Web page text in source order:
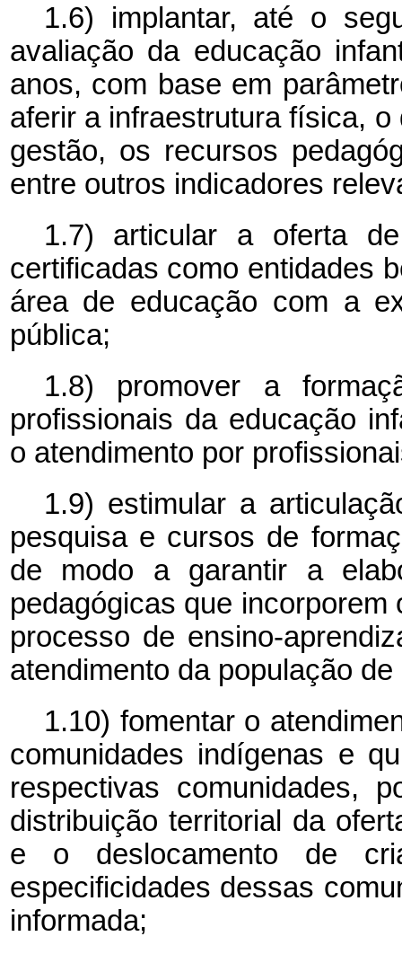
1.6) implantar, até o
avaliação da educação
anos, com base em
aferir a infraestrutura física,
gestão, os recursos
entre outros indicadores
1.7) articular a oferta
certificadas como entidades
área de educação com a
pública;
1.8) promover a
profissionais da educação
o atendimento por
1.9) estimular a
pesquisa e cursos de
de modo a garantir a
pedagógicas que
processo de ensino-
atendimento da população
1.10) fomentar o
comunidades indígenas e
respectivas comunidades,
distribuição territorial da
e o deslocamento de
especificidades dessas
informada;